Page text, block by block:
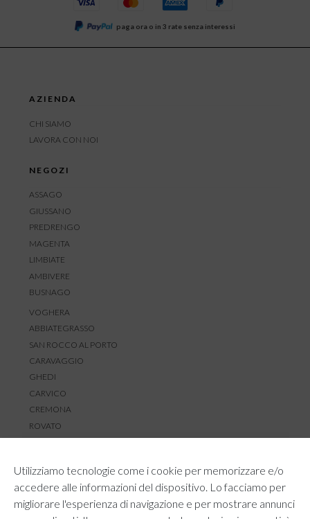
Utilizziamo tecnologie come i cookie per memorizzare e/o
accedere alle informazioni del dispositivo. Lo facciamo per
migliorare l'esperienza di navigazione e per mostrare annunci
paga ora o in 3 rate senza interessi
AZIENDA
CHI SIAMO
LAVORA CON NOI
NEGOZI
ASSAGO
GIUSSANO
PREDRENGO
MAGENTA
LIMBIATE
AMBIVERE
BUSNAGO
VOGHERA
ABBIATEGRASSO
SAN ROCCO AL PORTO
CARAVAGGIO
GHEDI
CARVICO
CREMONA
ROVATO
RESI E RIMBORSI